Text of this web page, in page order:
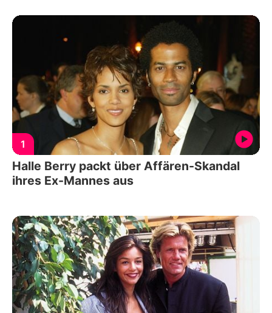
1
Halle Berry packt über Affären-Skandal
ihres Ex-Mannes aus